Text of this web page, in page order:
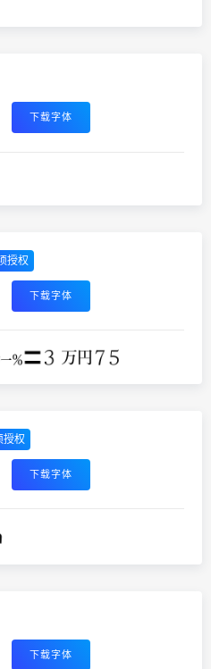
下载字体
授权
下载字体
授权
下载字体
下载字体